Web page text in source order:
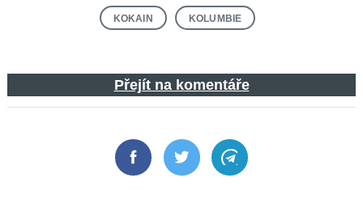
KOKAIN KOLUMBIE
Přejít na komentáře
FacebookTwitter Telegram